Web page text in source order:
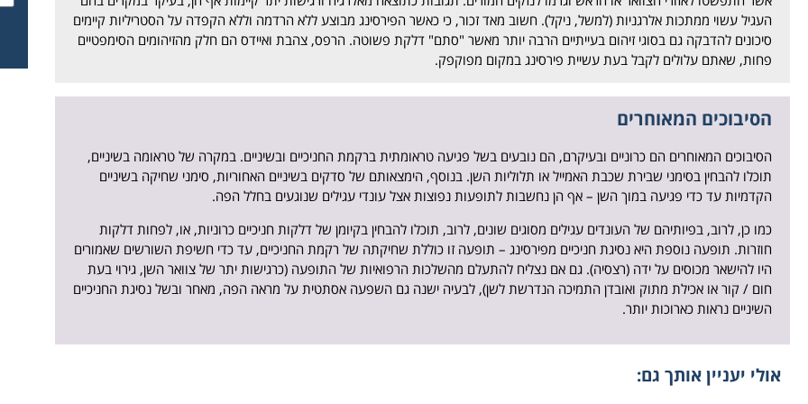
העגיל עשוי ממתכות אלרגניות (למשל, ניקל). חשוב מאד זכור, כי כאשר הפירסינג מבוצע ללא הרדמה וללא הקפדה על הסטריליות קיימים
סיכונים להדבקה גם בסוגי זיהום בעייתיים הרבה יותר מאשר "סתם" דלקת פשוטה. הרפס, צהבת ואיידס הם חלק מהזיהומים הסימפטיים
פחות, שאתם עלולים לקבל בעת עשיית פירסינג במקום מפוקפק.
הסיבוכים המאוחרים
הסיבוכים המאוחרים הם כרוניים ובעיקרם, הם נובעים בשל פגיעה טראומתית ברקמת החניכיים ובשיניים. במקרה של טראומה בשיניים,
תוכלו להבחין בסימני שבירת שכבת האמייל או תלוליות השן. בנוסף, הימצאותם של סדקים בשיניים האחוריות, סימני שחיקה בשיניים
הקדמיות עד כדי פגיעה במוך השן – אף הן נחשבות לתופעות נפוצות אצל עונדי עגילים שנוגעים בחלל הפה.
כמו כן, לרוב, בפיותיהם של העונדים עגילים מסוגים שונים, לרוב, תוכלו להבחין בקיומן של דלקות חניכיים כרוניות, או, לפחות דלקות
חוזרות. תופעה נוספת היא נסיגת חניכיים מפירסינג – תופעה זו כוללת שחיקתה של רקמת החניכיים, עד כדי חשיפת השורשים שאמורים
היו להישאר מכוסים על ידה (רצסיה). גם אם נצליח להתעלם מהשלכות הרפואיות של התופעה (כרגישות יתר של צוואר השן, גירוי בעת
חום / קור או אכילת מתוק ואובדן התמיכה הנדרשת לשן), לבעיה ישנה גם השפעה אסתטית על מראה הפה, מאחר ובשל נסיגת החניכיים
השיניים נראות כארוכות יותר.
אולי יעניין אותך גם: